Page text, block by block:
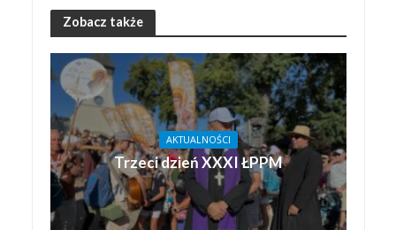
Zobacz także
AKTUALNOŚCI
Trzeci dzień XXXI ŁPPM